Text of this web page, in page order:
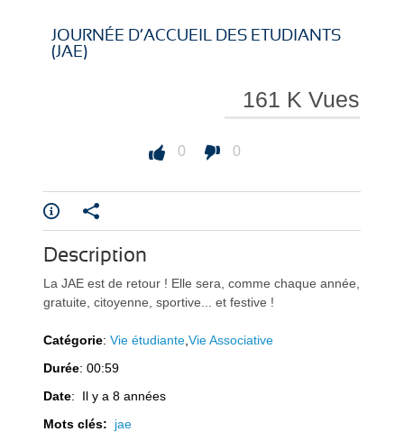
i
r
e
i
r
e
JOURNÉE D’ACCUEIL DES ETUDIANTS
(JAE)
161 K Vues
0 0
Description
La JAE est de retour ! Elle sera, comme chaque année,
gratuite, citoyenne, sportive... et festive !
Catégorie:Vie étudiante ,Vie Associative
Durée: 00:59
Date: Il y a 8 années
Mots clés: jae